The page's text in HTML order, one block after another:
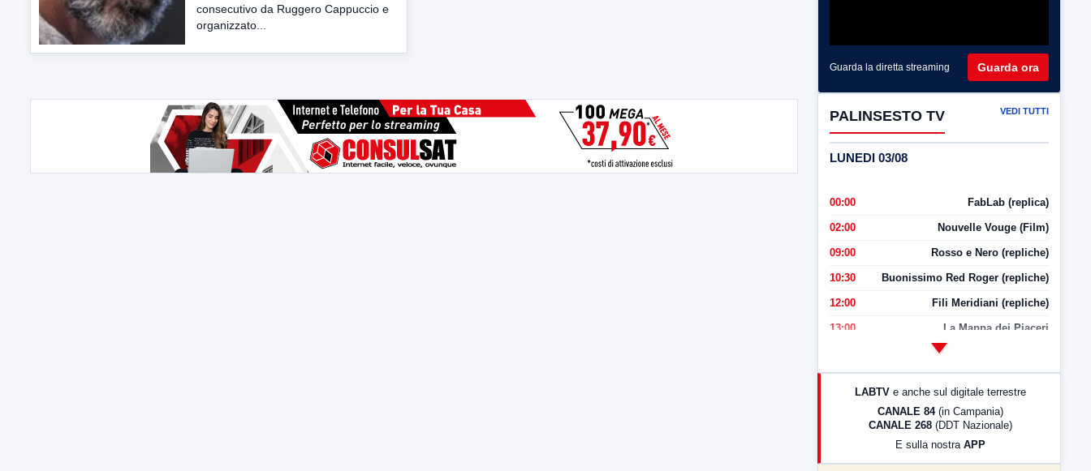
consecutivo da Ruggero Cappuccio e
organizzato...
Guarda la diretta streaming Guarda ora
PALINSESTO TV VEDI TUTTI
LUNEDI 03/08
00:00 FabLab (replica)
02:00 Nouvelle Vouge (Film)
09:00 Rosso e Nero (repliche)
10:30 Buonissimo Red Roger (repliche)
12:00 Fili Meridiani (repliche)
13:00 La Mappa dei Piaceri
LabNews (Diretta)
LABTV e anche sul digitale terrestre
CANALE 84 (in Campania)
CANALE 268 (DDT Nazionale)
E sulla nostra APP